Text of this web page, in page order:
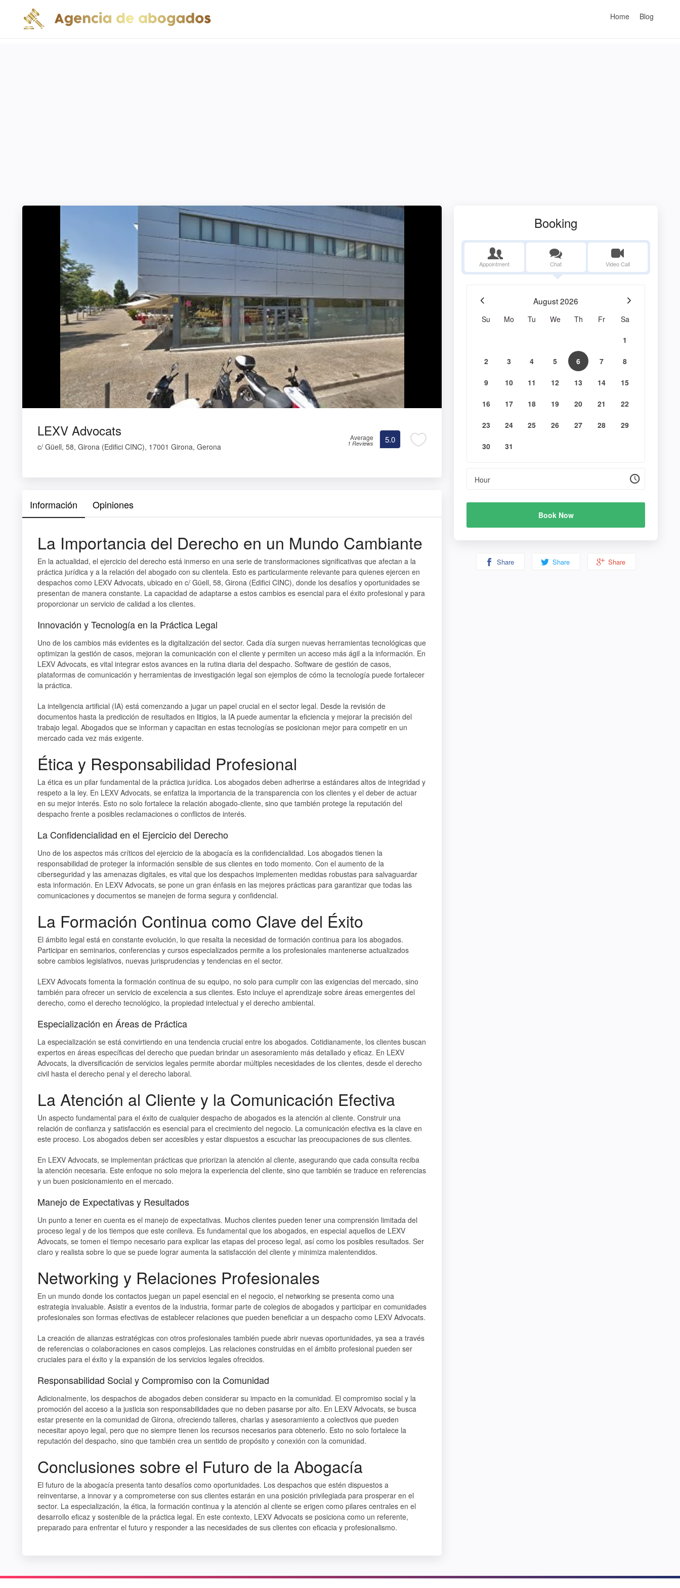
Home Blog
LEXV Advocats
c/ Güell, 58, Girona (Edifici CINC), 17001 Girona, Gerona
Average
1 Reviews 5.0
Información Opiniones
La Importancia del Derecho en un Mundo Cambiante
En la actualidad, el ejercicio del derecho está inmerso en una serie de transformaciones significativas que afectan a la
práctica jurídica y a la relación del abogado con su clientela. Esto es particularmente relevante para quienes ejercen en
despachos como LEXV Advocats, ubicado en c/ Güell, 58, Girona (Edifici CINC), donde los desafíos y oportunidades se
presentan de manera constante. La capacidad de adaptarse a estos cambios es esencial para el éxito profesional y para
proporcionar un servicio de calidad a los clientes.
Innovación y Tecnología en la Práctica Legal
Uno de los cambios más evidentes es la digitalización del sector. Cada día surgen nuevas herramientas tecnológicas que
optimizan la gestión de casos, mejoran la comunicación con el cliente y permiten un acceso más ágil a la información. En
LEXV Advocats, es vital integrar estos avances en la rutina diaria del despacho. Software de gestión de casos,
plataformas de comunicación y herramientas de investigación legal son ejemplos de cómo la tecnología puede fortalecer
la práctica.
La inteligencia artificial (IA) está comenzando a jugar un papel crucial en el sector legal. Desde la revisión de
documentos hasta la predicción de resultados en litigios, la IA puede aumentar la eficiencia y mejorar la precisión del
trabajo legal. Abogados que se informan y capacitan en estas tecnologías se posicionan mejor para competir en un
mercado cada vez más exigente.
Ética y Responsabilidad Profesional
La ética es un pilar fundamental de la práctica jurídica. Los abogados deben adherirse a estándares altos de integridad y
respeto a la ley. En LEXV Advocats, se enfatiza la importancia de la transparencia con los clientes y el deber de actuar
en su mejor interés. Esto no solo fortalece la relación abogado-cliente, sino que también protege la reputación del
despacho frente a posibles reclamaciones o conflictos de interés.
La Confidencialidad en el Ejercicio del Derecho
Uno de los aspectos más críticos del ejercicio de la abogacía es la confidencialidad. Los abogados tienen la
responsabilidad de proteger la información sensible de sus clientes en todo momento. Con el aumento de la
ciberseguridad y las amenazas digitales, es vital que los despachos implementen medidas robustas para salvaguardar
esta información. En LEXV Advocats, se pone un gran énfasis en las mejores prácticas para garantizar que todas las
comunicaciones y documentos se manejen de forma segura y confidencial.
La Formación Continua como Clave del Éxito
El ámbito legal está en constante evolución, lo que resalta la necesidad de formación continua para los abogados.
Participar en seminarios, conferencias y cursos especializados permite a los profesionales mantenerse actualizados
sobre cambios legislativos, nuevas jurisprudencias y tendencias en el sector.
LEXV Advocats fomenta la formación continua de su equipo, no solo para cumplir con las exigencias del mercado, sino
también para ofrecer un servicio de excelencia a sus clientes. Esto incluye el aprendizaje sobre áreas emergentes del
derecho, como el derecho tecnológico, la propiedad intelectual y el derecho ambiental.
Especialización en Áreas de Práctica
La especialización se está convirtiendo en una tendencia crucial entre los abogados. Cotidianamente, los clientes buscan
expertos en áreas específicas del derecho que puedan brindar un asesoramiento más detallado y eficaz. En LEXV
Advocats, la diversificación de servicios legales permite abordar múltiples necesidades de los clientes, desde el derecho
civil hasta el derecho penal y el derecho laboral.
La Atención al Cliente y la Comunicación Efectiva
Un aspecto fundamental para el éxito de cualquier despacho de abogados es la atención al cliente. Construir una
relación de confianza y satisfacción es esencial para el crecimiento del negocio. La comunicación efectiva es la clave en
este proceso. Los abogados deben ser accesibles y estar dispuestos a escuchar las preocupaciones de sus clientes.
En LEXV Advocats, se implementan prácticas que priorizan la atención al cliente, asegurando que cada consulta reciba
la atención necesaria. Este enfoque no solo mejora la experiencia del cliente, sino que también se traduce en referencias
y un buen posicionamiento en el mercado.
Manejo de Expectativas y Resultados
Un punto a tener en cuenta es el manejo de expectativas. Muchos clientes pueden tener una comprensión limitada del
proceso legal y de los tiempos que este conlleva. Es fundamental que los abogados, en especial aquellos de LEXV
Advocats, se tomen el tiempo necesario para explicar las etapas del proceso legal, así como los posibles resultados. Ser
claro y realista sobre lo que se puede lograr aumenta la satisfacción del cliente y minimiza malentendidos.
Networking y Relaciones Profesionales
En un mundo donde los contactos juegan un papel esencial en el negocio, el networking se presenta como una
estrategia invaluable. Asistir a eventos de la industria, formar parte de colegios de abogados y participar en comunidades
profesionales son formas efectivas de establecer relaciones que pueden beneficiar a un despacho como LEXV Advocats.
La creación de alianzas estratégicas con otros profesionales también puede abrir nuevas oportunidades, ya sea a través
de referencias o colaboraciones en casos complejos. Las relaciones construidas en el ámbito profesional pueden ser
cruciales para el éxito y la expansión de los servicios legales ofrecidos.
Responsabilidad Social y Compromiso con la Comunidad
Adicionalmente, los despachos de abogados deben considerar su impacto en la comunidad. El compromiso social y la
promoción del acceso a la justicia son responsabilidades que no deben pasarse por alto. En LEXV Advocats, se busca
estar presente en la comunidad de Girona, ofreciendo talleres, charlas y asesoramiento a colectivos que pueden
necesitar apoyo legal, pero que no siempre tienen los recursos necesarios para obtenerlo. Esto no solo fortalece la
reputación del despacho, sino que también crea un sentido de propósito y conexión con la comunidad.
Conclusiones sobre el Futuro de la Abogacía
El futuro de la abogacía presenta tanto desafíos como oportunidades. Los despachos que estén dispuestos a
reinventarse, a innovar y a comprometerse con sus clientes estarán en una posición privilegiada para prosperar en el
sector. La especialización, la ética, la formación continua y la atención al cliente se erigen como pilares centrales en el
desarrollo eficaz y sostenible de la práctica legal. En este contexto, LEXV Advocats se posiciona como un referente,
preparado para enfrentar el futuro y responder a las necesidades de sus clientes con eficacia y profesionalismo.
Booking
Appointment Chat Video Call
August2026
Su Mo Tu We Th Fr Sa
1
2 3 4 5 6 7 8
9 10 11 12 13 14 15
16 17 18 19 20 21 22
23 24 25 26 27 28 29
30 31
Hour
Book Now
Share Share Share